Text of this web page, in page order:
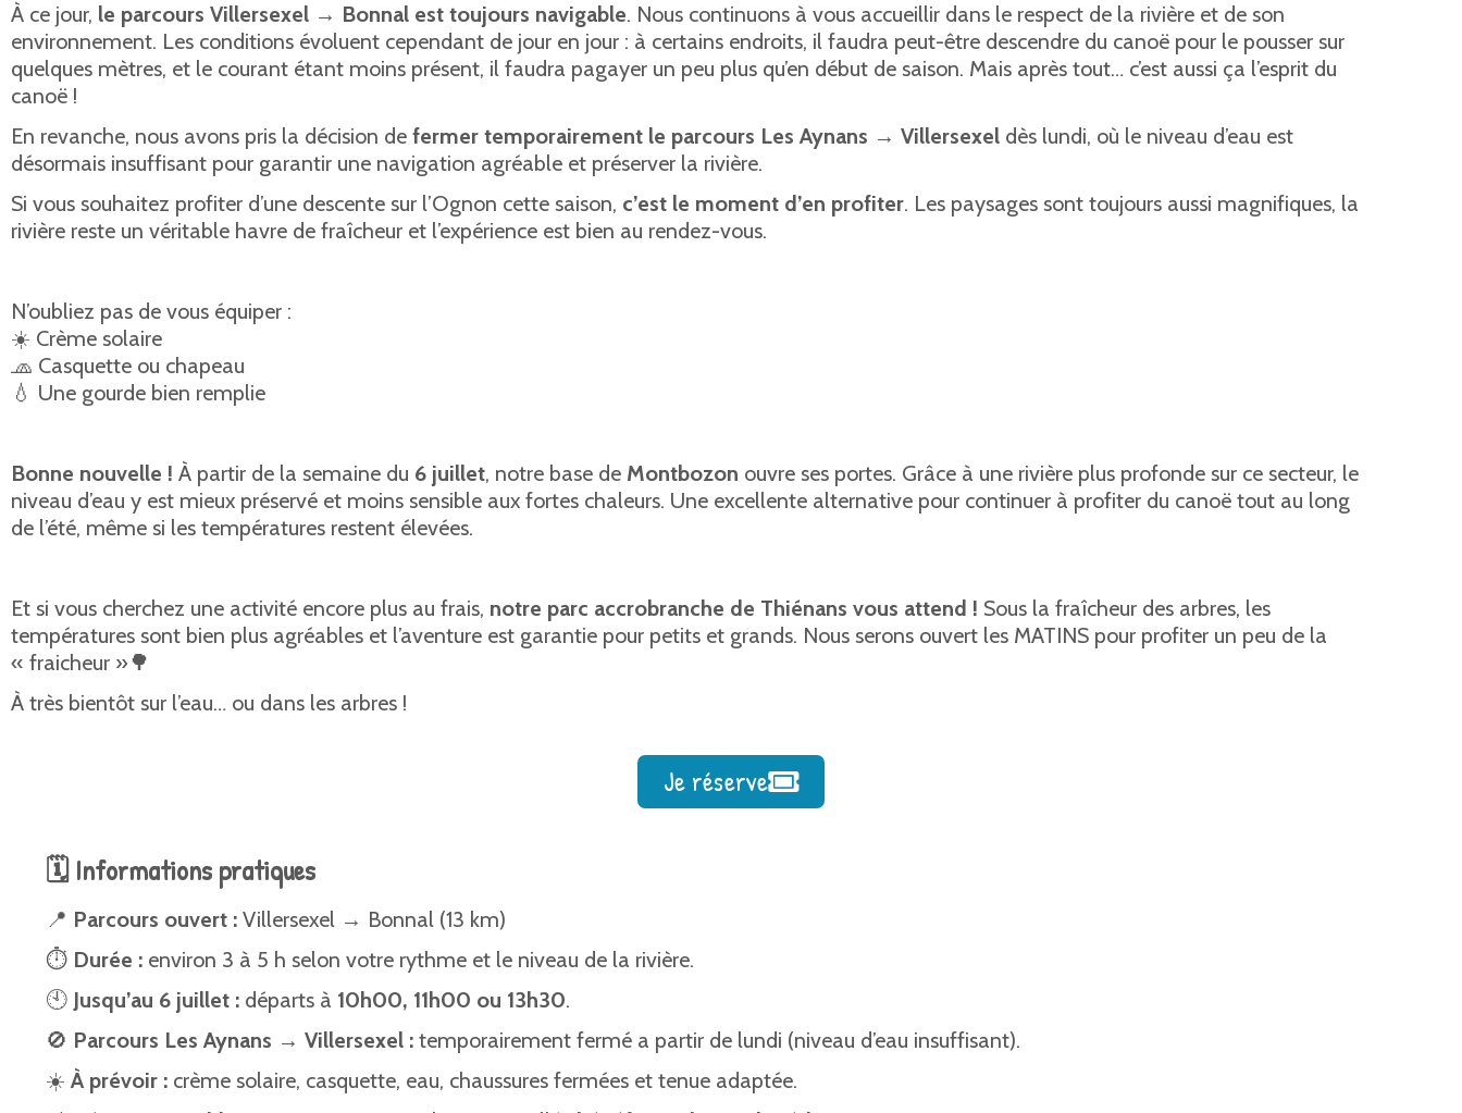
À ce jour, le parcours Villersexel → Bonnal est toujours navigable. Nous continuons à vous accueillir dans le respect de la rivière et de son
environnement. Les conditions évoluent cependant de jour en jour : à certains endroits, il faudra peut-être descendre du canoë pour le pousser sur
quelques mètres, et le courant étant moins présent, il faudra pagayer un peu plus qu’en début de saison. Mais après tout… c’est aussi ça l’esprit du
canoë !
En revanche, nous avons pris la décision de fermer temporairement le parcours Les Aynans → Villersexel dès lundi, où le niveau d’eau est
désormais insuffisant pour garantir une navigation agréable et préserver la rivière.
Si vous souhaitez profiter d’une descente sur l’Ognon cette saison, c’est le moment d’en profiter. Les paysages sont toujours aussi magnifiques, la
rivière reste un véritable havre de fraîcheur et l’expérience est bien au rendez-vous.
N’oubliez pas de vous équiper :
☀️ Crème solaire
🧢 Casquette ou chapeau
💧 Une gourde bien remplie
Bonne nouvelle ! À partir de la semaine du 6 juillet, notre base de Montbozon ouvre ses portes. Grâce à une rivière plus profonde sur ce secteur, le
niveau d’eau y est mieux préservé et moins sensible aux fortes chaleurs. Une excellente alternative pour continuer à profiter du canoë tout au long
de l’été, même si les températures restent élevées.
Et si vous cherchez une activité encore plus au frais, notre parc accrobranche de Thiénans vous attend ! Sous la fraîcheur des arbres, les
températures sont bien plus agréables et l’aventure est garantie pour petits et grands. Nous serons ouvert les MATINS pour profiter un peu de la
« fraicheur »🌳
À très bientôt sur l’eau… ou dans les arbres !
Je réserve
🗓️ Informations pratiques
📍 Parcours ouvert : Villersexel → Bonnal (13 km)
⏱️ Durée : environ 3 à 5 h selon votre rythme et le niveau de la rivière.
🕙 Jusqu’au 6 juillet : départs à 10h00, 11h00 ou 13h30.
🚫 Parcours Les Aynans → Villersexel : temporairement fermé a partir de lundi (niveau d’eau insuffisant).
☀️ À prévoir : crème solaire, casquette, eau, chaussures fermées et tenue adaptée.